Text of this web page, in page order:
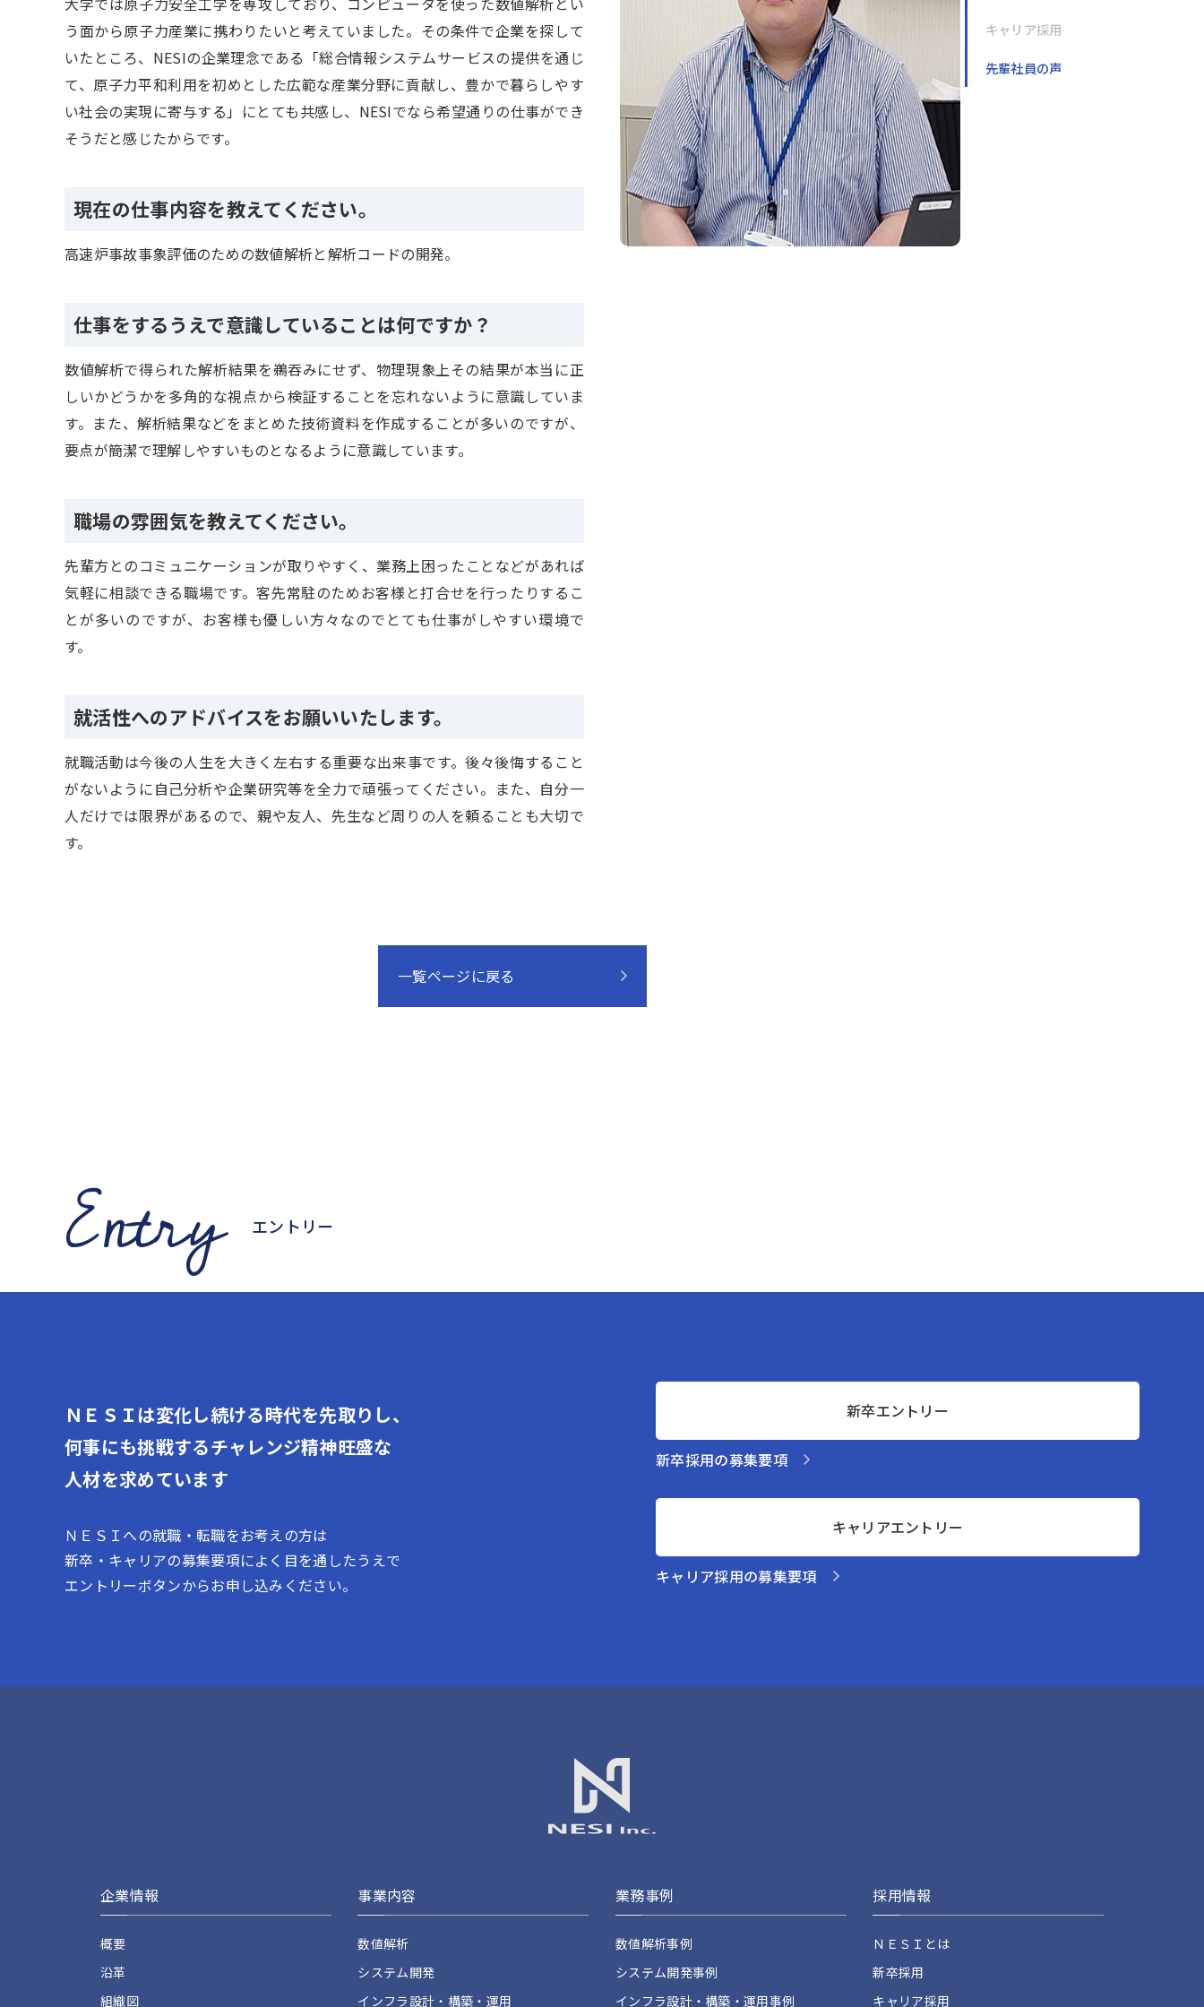
キャリア採用
先輩社員の声
う面から原子力産業に携わりたいと考えていました。その条件で企業を探して
いたところ、NESIの企業理念である「総合情報システムサービスの提供を通じ
て、原子力平和利用を初めとした広範な産業分野に貢献し、豊かで暮らしやす
い社会の実現に寄与する」にとても共感し、NESIでなら希望通りの仕事ができ
そうだと感じたからです。
現在の仕事内容を教えてください。
高速炉事故事象評価のための数値解析と解析コードの開発。
仕事をするうえで意識していることは何ですか？
数値解析で得られた解析結果を鵜吞みにせず、物理現象上その結果が本当に正
しいかどうかを多角的な視点から検証することを忘れないように意識していま
す。また、解析結果などをまとめた技術資料を作成することが多いのですが、
要点が簡潔で理解しやすいものとなるように意識しています。
職場の雰囲気を教えてください。
先輩方とのコミュニケーションが取りやすく、業務上困ったことなどがあれば
気軽に相談できる職場です。客先常駐のためお客様と打合せを行ったりするこ
とが多いのですが、お客様も優しい方々なのでとても仕事がしやすい環境で
す。
就活性へのアドバイスをお願いいたします。
就職活動は今後の人生を大きく左右する重要な出来事です。後々後悔すること
がないように自己分析や企業研究等を全力で頑張ってください。また、自分一
人だけでは限界があるので、親や友人、先生など周りの人を頼ることも大切で
す。
一覧ページに戻る
エントリー
Entry
ＮＥＳＩは変化し続ける時代を先取りし、
何事にも挑戦するチャレンジ精神旺盛な
人材を求めています
ＮＥＳＩへの就職・転職をお考えの方は
新卒・キャリアの募集要項によく目を通したうえで
エントリーボタンからお申し込みください。
新卒エントリー
新卒採用の募集要項
キャリアエントリー
キャリア採用の募集要項
企業情報
概要
沿革
組織図
事業内容
数値解析
システム開発
インフラ設計・構築・運用
業務事例
数値解析事例
システム開発事例
インフラ設計・構築・運用事例
採用情報
ＮＥＳＩとは
新卒採用
キャリア採用